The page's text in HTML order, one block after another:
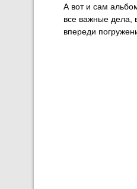
А вот и сам
все важные дела,
впереди